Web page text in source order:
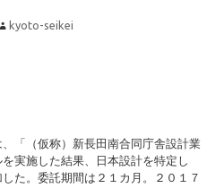
kyoto-seikei
「（仮称）新長田南合同庁舎設計業
実施した結果、日本設計を特定し
た。委託期間は２１カ月。２０１７